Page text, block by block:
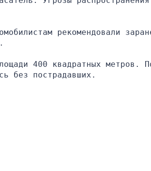
рекомендовали
400 квадратных метров.
без пострадавших.